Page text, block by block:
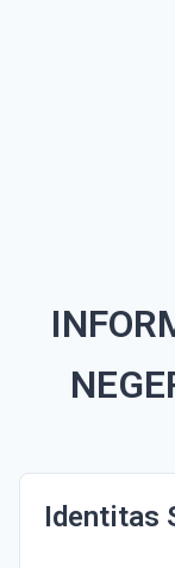
Identitas